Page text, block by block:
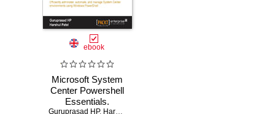
ebook
Microsoft System
Center Powershell
Essentials.
Guruprasad HP, Harshul Patel